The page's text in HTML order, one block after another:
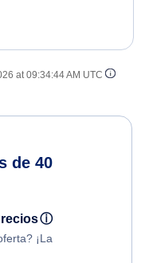
at 09:34:44 AM UTC
de 40
ⓘ
¡La